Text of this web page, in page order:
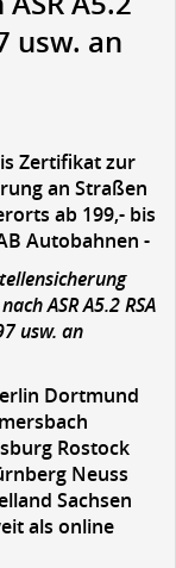
usw. an
Zertifikat zur
an Straßen
ab 199,- bis
Autobahnen -
ASR A5.2 RSA
usw. an
Dortmund
Rostock
Neuss
Sachsen
als online